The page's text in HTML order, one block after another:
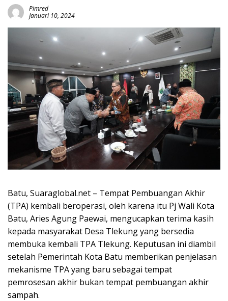
Pimred
Januari 10, 2024
Batu, Suaraglobal.net – Tempat Pembuangan Akhir
(TPA) kembali beroperasi, oleh karena itu Pj Wali Kota
Batu, Aries Agung Paewai, mengucapkan terima kasih
kepada masyarakat Desa Tlekung yang bersedia
membuka kembali TPA Tlekung. Keputusan ini diambil
setelah Pemerintah Kota Batu memberikan penjelasan
mekanisme TPA yang baru sebagai tempat
pemrosesan akhir bukan tempat pembuangan akhir
sampah.